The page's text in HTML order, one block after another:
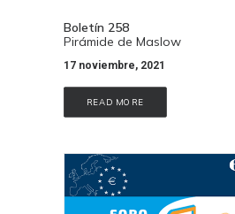
Boletín 258
Pirámide de Maslow
17 noviembre, 2021
READ MORE